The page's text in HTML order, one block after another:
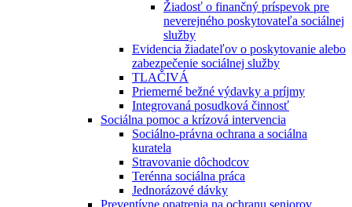
Žiadosť o finančný príspevok pre
neverejného poskytovateľa sociálnej
služby
Evidencia žiadateľov o poskytovanie alebo
zabezpečenie sociálnej služby
TLAČIVÁ
Priemerné bežné výdavky a príjmy
Integrovaná posudková činnosť
Sociálna pomoc a krízová intervencia
Sociálno-právna ochrana a sociálna
kuratela
Stravovanie dôchodcov
Terénna sociálna práca
Jednorázové dávky
Preventívne opatrenia na ochranu seniorov